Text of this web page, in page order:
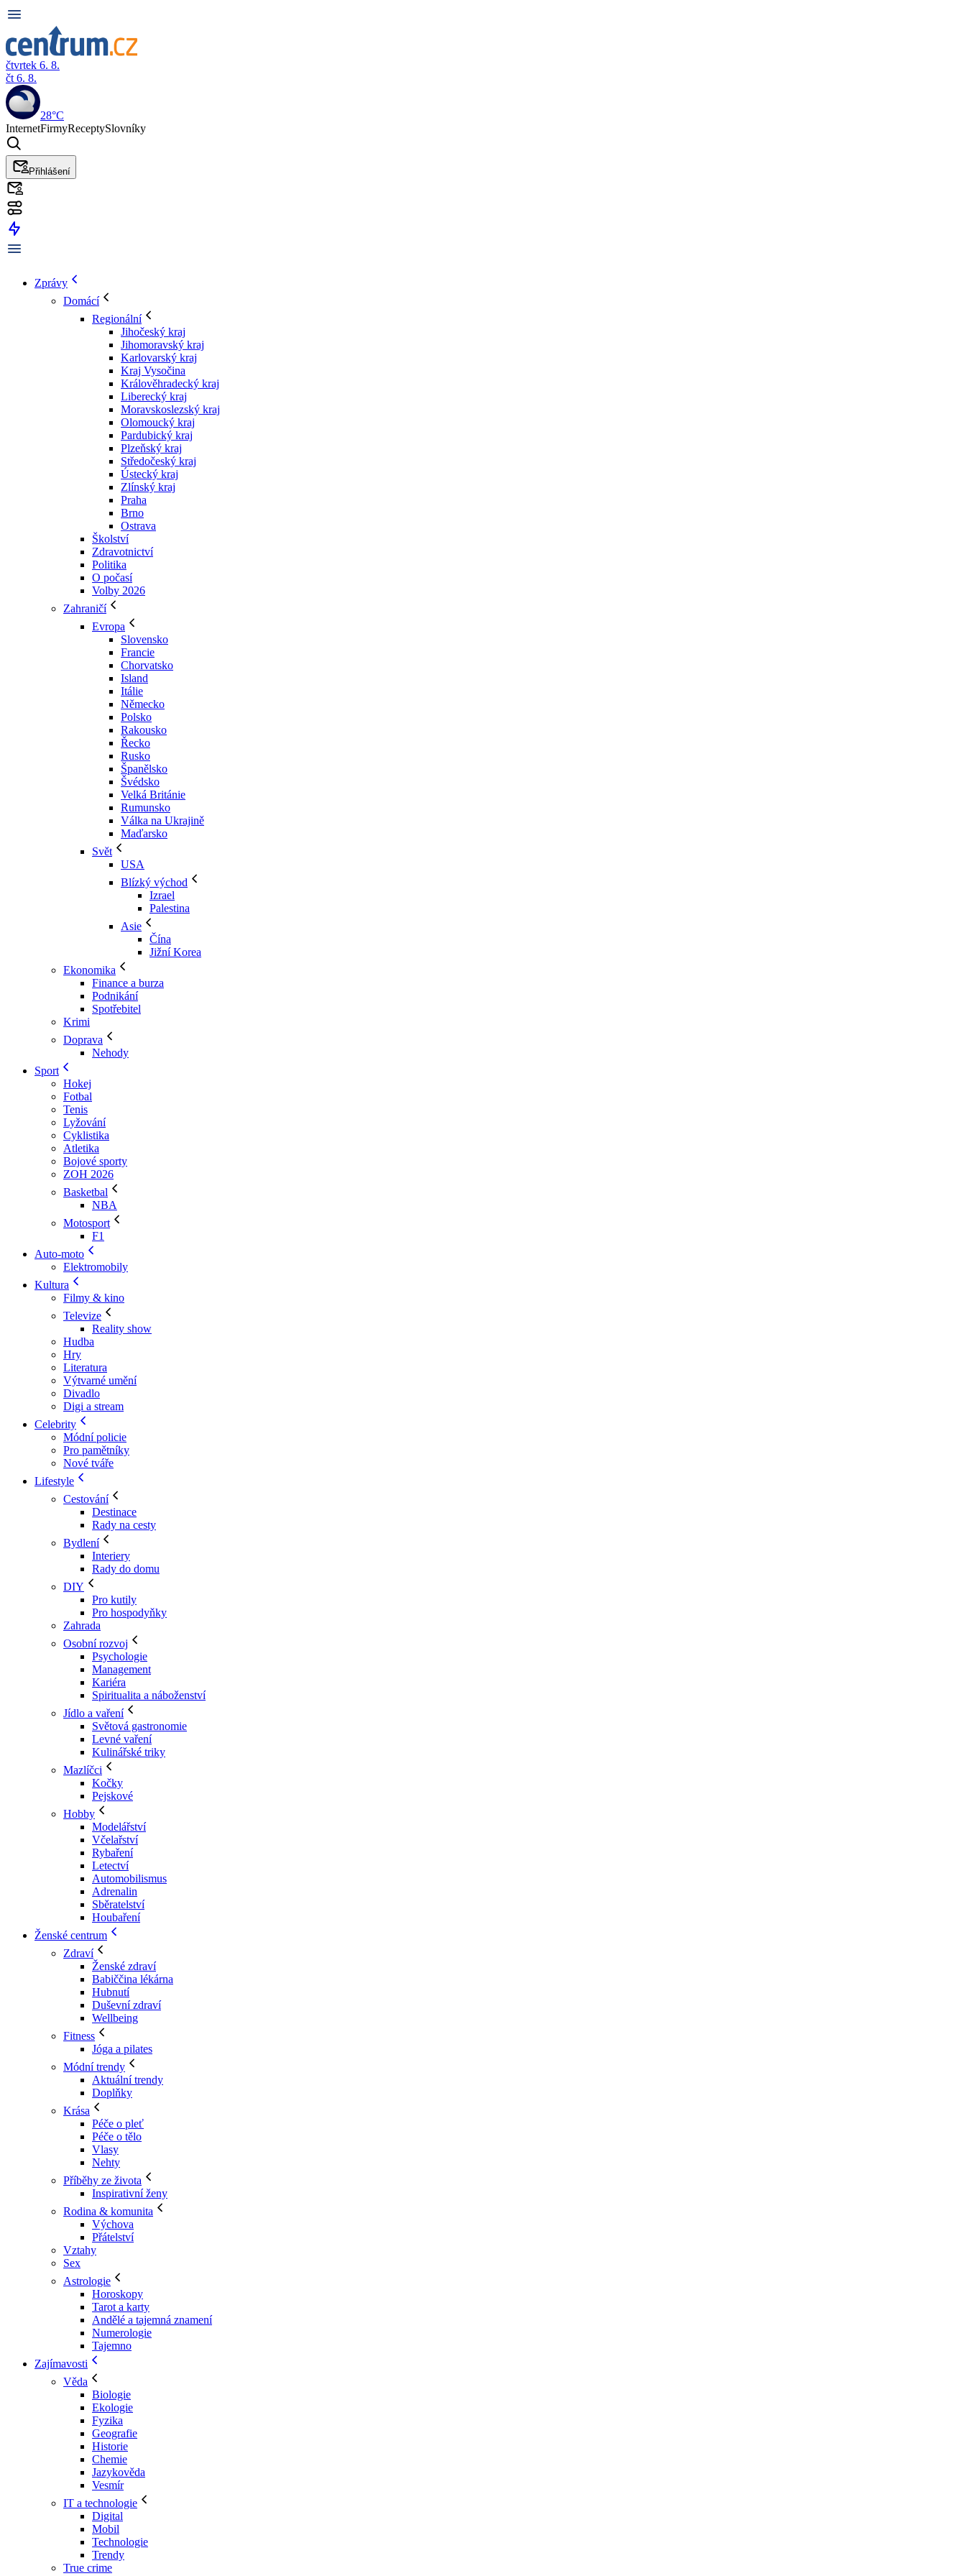
čtvrtek 6. 8.
čt 6. 8.
28°C
InternetFirmyReceptySlovníky
Přihlášení
Zprávy
Domácí
Regionální
Jihočeský kraj
Jihomoravský kraj
Karlovarský kraj
Kraj Vysočina
Králověhradecký kraj
Liberecký kraj
Moravskoslezský kraj
Olomoucký kraj
Pardubický kraj
Plzeňský kraj
Středočeský kraj
Ústecký kraj
Zlínský kraj
Praha
Brno
Ostrava
Školství
Zdravotnictví
Politika
O počasí
Volby 2026
Zahraničí
Evropa
Slovensko
Francie
Chorvatsko
Island
Itálie
Německo
Polsko
Rakousko
Řecko
Rusko
Španělsko
Švédsko
Velká Británie
Rumunsko
Válka na Ukrajině
Maďarsko
Svět
USA
Blízký východ
Izrael
Palestina
Asie
Čína
Jižní Korea
Ekonomika
Finance a burza
Podnikání
Spotřebitel
Krimi
Doprava
Nehody
Sport
Hokej
Fotbal
Tenis
Lyžování
Cyklistika
Atletika
Bojové sporty
ZOH 2026
Basketbal
NBA
Motosport
F1
Auto-moto
Elektromobily
Kultura
Filmy & kino
Televize
Reality show
Hudba
Hry
Literatura
Výtvarné umění
Divadlo
Digi a stream
Celebrity
Módní policie
Pro pamětníky
Nové tváře
Lifestyle
Cestování
Destinace
Rady na cesty
Bydlení
Interiery
Rady do domu
DIY
Pro kutily
Pro hospodyňky
Zahrada
Osobní rozvoj
Psychologie
Management
Kariéra
Spiritualita a náboženství
Jídlo a vaření
Světová gastronomie
Levné vaření
Kulinářské triky
Mazlíčci
Kočky
Pejskové
Hobby
Modelářství
Včelařství
Rybaření
Letectví
Automobilismus
Adrenalin
Sběratelství
Houbaření
Ženské centrum
Zdraví
Ženské zdraví
Babiččina lékárna
Hubnutí
Duševní zdraví
Wellbeing
Fitness
Jóga a pilates
Módní trendy
Aktuální trendy
Doplňky
Krása
Péče o pleť
Péče o tělo
Vlasy
Nehty
Příběhy ze života
Inspirativní ženy
Rodina & komunita
Výchova
Přátelství
Vztahy
Sex
Astrologie
Horoskopy
Tarot a karty
Andělé a tajemná znamení
Numerologie
Tajemno
Zajímavosti
Věda
Biologie
Ekologie
Fyzika
Geografie
Historie
Chemie
Jazykověda
Vesmír
IT a technologie
Digital
Mobil
Technologie
Trendy
True crime